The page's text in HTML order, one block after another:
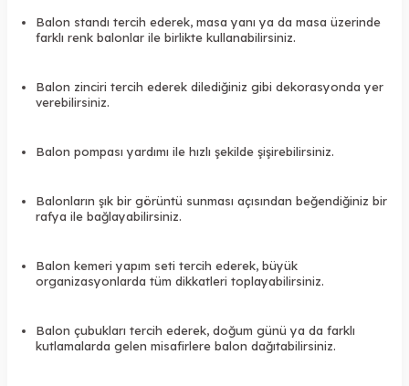
Balon standı tercih ederek, masa yanı ya da masa üzerinde
farklı renk balonlar ile birlikte kullanabilirsiniz.
Balon zinciri tercih ederek dilediğiniz gibi dekorasyonda yer
verebilirsiniz.
Balon pompası yardımı ile hızlı şekilde şişirebilirsiniz.
Balonların şık bir görüntü sunması açısından beğendiğiniz bir
rafya ile bağlayabilirsiniz.
Balon kemeri yapım seti tercih ederek, büyük
organizasyonlarda tüm dikkatleri toplayabilirsiniz.
Balon çubukları tercih ederek, doğum günü ya da farklı
kutlamalarda gelen misafirlere balon dağıtabilirsiniz.